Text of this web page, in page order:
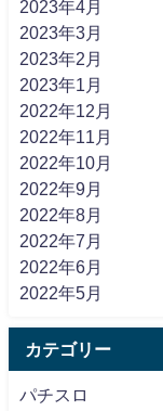
2023年4月
2023年3月
2023年2月
2023年1月
2022年12月
2022年11月
2022年10月
2022年9月
2022年8月
2022年7月
2022年6月
2022年5月
カテゴリー
パチスロ